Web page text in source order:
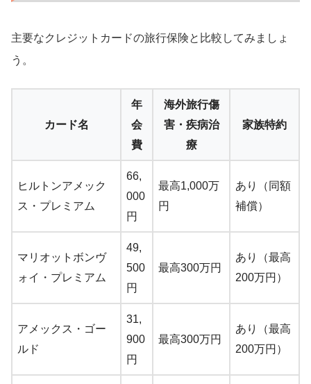
主要なクレジットカードの旅行保険と比較してみましょ
う。
カード名
年
会
費
海外旅行傷
害・疾病治
療
家族特約
ヒルトンアメック
ス・プレミアム
66,
000
円
最高1,000万
円
あり（同額
補償）
マリオットボンヴ
ォイ・プレミアム
49,
500
円
最高300万円
あり（最高
200万円）
アメックス・ゴー
ルド
31,
900
円
最高300万円
あり（最高
200万円）